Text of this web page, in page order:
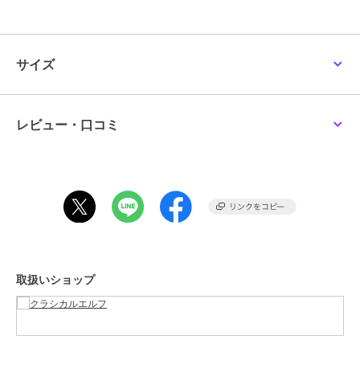
・カラーバリエーション展開
・伸縮性あり
ウエストゴムで着脱しやすく、
透け感：若干
厚さ：普通
サイズ
レビュー・口コミ
取扱いショップ